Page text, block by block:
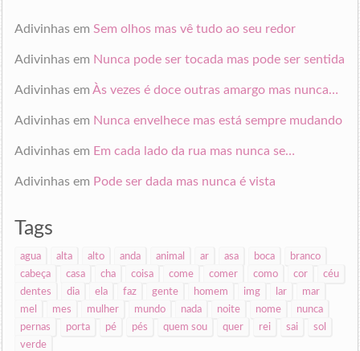
Adivinhasem Sem olhos mas vê tudo ao seu redor
Adivinhasem Nunca pode ser tocada mas pode ser sentida
Adivinhasem Às vezes é doce outras amargo mas nunca…
Adivinhasem Nunca envelhece mas está sempre mudando
Adivinhasem Em cada lado da rua mas nunca se…
Adivinhasem Pode ser dada mas nunca é vista
Tags
agua alta alto anda animal ar asa boca
branco
cabeça
casa cha coisa come comer como cor
céu
dentes
dia ela faz gente homem img lar
mar
mel
mes mulher mundo nada noite nome
nunca
pernas
porta pé pés quem sou quer rei sai
sol
verde